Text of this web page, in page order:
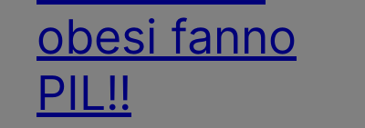
obesi fanno
PIL!!